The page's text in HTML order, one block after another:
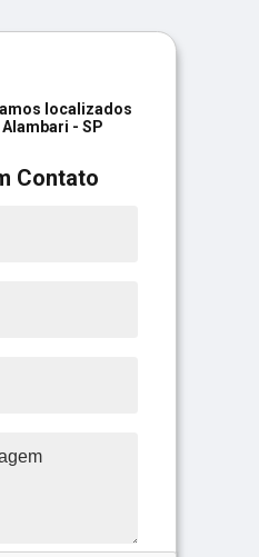
Contato
localizados
Alambari - SP